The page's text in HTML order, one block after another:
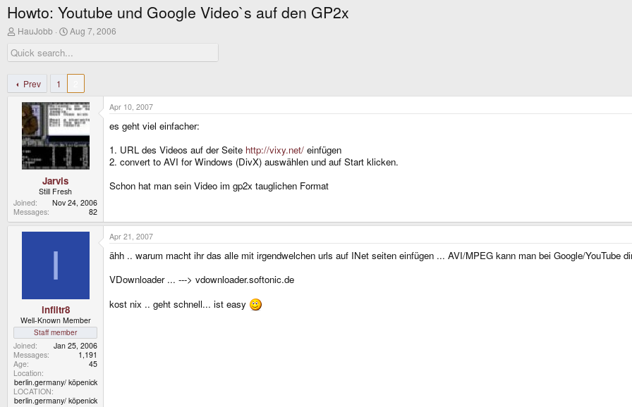
Howto: Youtube und Google Video`s auf den GP2x
T
r
e
d
s
HauJobb
S
r
t
a
t
e
Aug 7, 2006
Prev 1
Jarvis
Still Fresh
Joined
Nov 24, 2006
Messages
82
Apr 10, 2007
es geht viel einfacher:
1. URL des Videos auf der Seite http://vixy.net/ einfügen
2. convert to AVI for Windows (DivX) auswählen und auf Start klicken.
Schon hat man sein Video im gp2x tauglichen Format
I
infiltr8
Well-Known Member
Staff member
Joined
Jan 25, 2006
Messages
1,191
Age
45
Location
berlin.germany/ köpenick
LOCATION
berlin.germany/ köpenick
Apr 21, 2007
ähh .. warum macht ihr das alle mit irgendwelchen urls auf INet seiten einfügen ... AVI/MPEG kann man bei Google/YouTube
VDownloader ... ---> vdownloader.softonic.de
kost nix .. geht schnell... ist easy